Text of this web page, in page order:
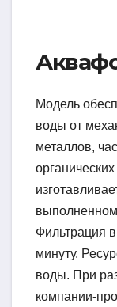
Модель
воды от
металлов,
выполненном
Фильтрация
минуту.
воды. При
компании-